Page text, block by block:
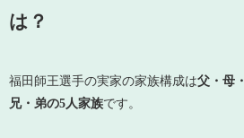
は？
福田師王選手の実家の家族構成は父・母・
兄・弟の5人家族です。